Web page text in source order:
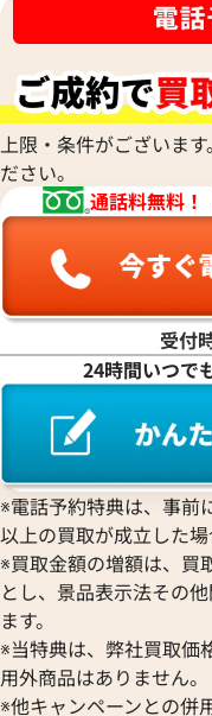
クレス
参考買取価格
555,000円
2023年7月18日時点
上限・条件がございま
ださい。
通話料無料！
受付
24時間いつで
※電話予約特典は、事前
以上の買取が成立した場
※買取金額の増額は、買
とし、景品表示法その
ます。
※当特典は、弊社買取価
用外商品はありません。
※他キャンペーンとの併